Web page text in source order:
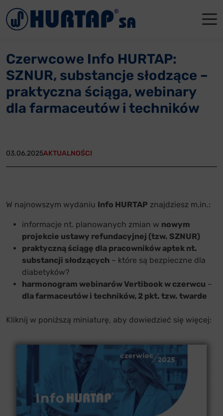
Czerwcowe Info HURTAP:
SZNUR, substancje słodzące –
praktyczna ściąga, webinary
dla farmaceutów i techników
03.06.2025AKTUALNOŚCI
W najnowszym wydaniu Info HURTAP znajdziesz m.in.:
informacje nt. planowanych zmian w nowym
projekcie ustawy refundacyjnej (tzw. SZNUR)
praktyczną ściągę dla pracowników aptek nt.
substancji słodzących – które są bezpieczne dla
diabetyków?
harmonogram webinarów Vertibook w czerwcu –
dla farmaceutów i techników, 2 pkt. tzw. twarde
Kliknij w poniższą miniaturę, aby dowiedzieć się więcej:
Menu
Aktualności
Współpraca
Oddziały
Status
Głogów
Tychy